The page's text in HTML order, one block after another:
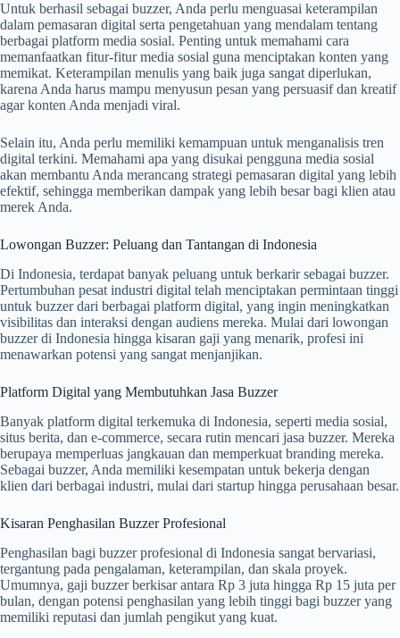
Untuk berhasil sebagai buzzer, Anda perlu menguasai keterampilan
dalam pemasaran digital serta pengetahuan yang mendalam tentang
berbagai platform media sosial. Penting untuk memahami cara
memanfaatkan fitur-fitur media sosial guna menciptakan konten yang
memikat. Keterampilan menulis yang baik juga sangat diperlukan,
karena Anda harus mampu menyusun pesan yang persuasif dan kreatif
agar konten Anda menjadi viral.
Selain itu, Anda perlu memiliki kemampuan untuk menganalisis tren
digital terkini. Memahami apa yang disukai pengguna media sosial
akan membantu Anda merancang strategi pemasaran digital yang lebih
efektif, sehingga memberikan dampak yang lebih besar bagi klien atau
merek Anda.
Lowongan Buzzer: Peluang dan Tantangan di Indonesia
Di Indonesia, terdapat banyak peluang untuk berkarir sebagai buzzer.
Pertumbuhan pesat industri digital telah menciptakan permintaan tinggi
untuk buzzer dari berbagai platform digital, yang ingin meningkatkan
visibilitas dan interaksi dengan audiens mereka. Mulai dari lowongan
buzzer di Indonesia hingga kisaran gaji yang menarik, profesi ini
menawarkan potensi yang sangat menjanjikan.
Platform Digital yang Membutuhkan Jasa Buzzer
Banyak platform digital terkemuka di Indonesia, seperti media sosial,
situs berita, dan e-commerce, secara rutin mencari jasa buzzer. Mereka
berupaya memperluas jangkauan dan memperkuat branding mereka.
Sebagai buzzer, Anda memiliki kesempatan untuk bekerja dengan
klien dari berbagai industri, mulai dari startup hingga perusahaan besar.
Kisaran Penghasilan Buzzer Profesional
Penghasilan bagi buzzer profesional di Indonesia sangat bervariasi,
tergantung pada pengalaman, keterampilan, dan skala proyek.
Umumnya, gaji buzzer berkisar antara Rp 3 juta hingga Rp 15 juta per
bulan, dengan potensi penghasilan yang lebih tinggi bagi buzzer yang
memiliki reputasi dan jumlah pengikut yang kuat.